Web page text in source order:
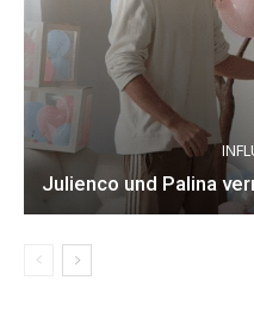
Julienco und Palina